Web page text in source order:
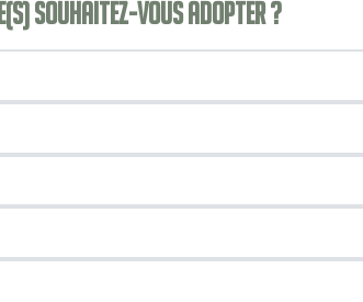
souhaitez-vous adopter ?